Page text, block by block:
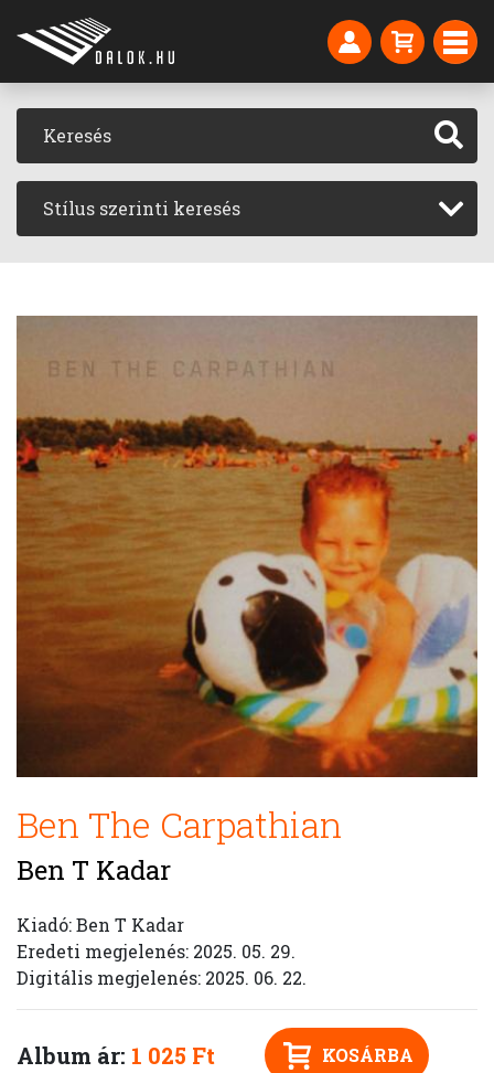
Stílus szerinti keresés
Ben The Carpathian
Ben T Kadar
Kiadó: Ben T Kadar
Eredeti megjelenés: 2025. 05. 29.
Digitális megjelenés: 2025. 06. 22.
Album ár: 1 025 Ft KOSÁRBA